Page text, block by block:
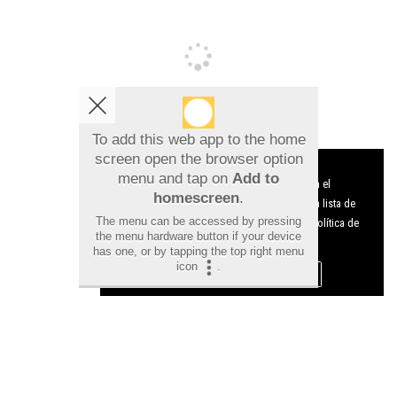
Desarticulada en Orihuela una red que
falsificaba documentos para contratar
trabajadores irregulares
Aviso sobre el Uso de cookies:
Utilizamos cookies nuestras y de terceros para el
funcionamiento del digital. Puedes consultar la lista de
cookies y como desconectarlas. Ver nuestra Política de
Privacidad y Cookies
Aceptar Cookies
To add this web app to the home
screen open the browser option
menu and tap on Add to
homescreen.
The menu can be accessed by pressing
the menu hardware button if your device
has one, or by tapping the top right menu
icon
.